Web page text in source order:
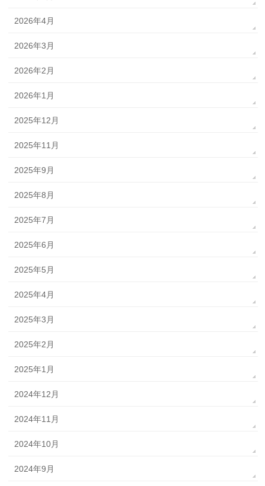
2026年4月
2026年3月
2026年2月
2026年1月
2025年12月
2025年11月
2025年9月
2025年8月
2025年7月
2025年6月
2025年5月
2025年4月
2025年3月
2025年2月
2025年1月
2024年12月
2024年11月
2024年10月
2024年9月